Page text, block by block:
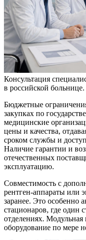
Консультация
в российской больнице.
Бюджетные
закупках по
медицинские
цены и качества,
сроком службы и
Наличие гарантии и
отечественных
эксплуатацию.
Совместимость с
рентген-аппараты или
заранее. Это особенно
стационаров, где один
отделениях. Модульная
оборудование по мере